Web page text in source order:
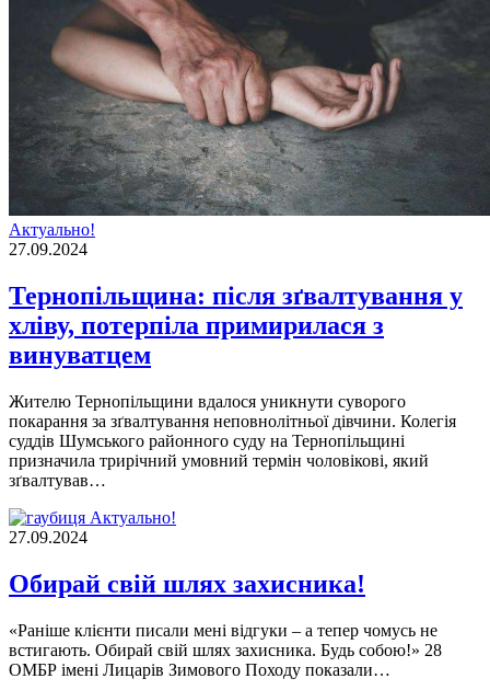
Актуально!
27.09.2024
Тернопільщина: після зґвалтування у
хліву, потерпіла примирилася з
винуватцем
Жителю Тернопільщини вдалося уникнути суворого
покарання за зґвалтування неповнолітньої дівчини. Колегія
суддів Шумського районного суду на Тернопільщині
призначила трирічний умовний термін чоловікові, який
зґвалтував…
Актуально!
27.09.2024
Обирай свій шлях захисника!
«Раніше клієнти писали мені відгуки – а тепер чомусь не
встигають. Обирай свій шлях захисника. Будь собою!» 28
ОМБР імені Лицарів Зимового Походу показали…